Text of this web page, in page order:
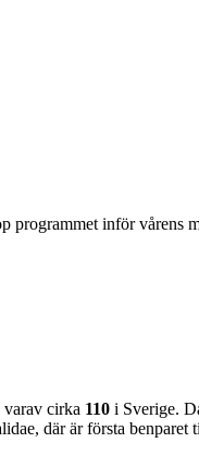
inför vårens
varav cirka 110 i Sverige.
där är första